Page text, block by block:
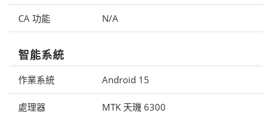
CA 功能 N/A
智能系統
作業系統 Android 15
處理器 MTK 天璣 6300